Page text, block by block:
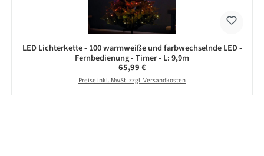
LED Lichterkette - 100 warmweiße und farbwechselnde LED -
Fernbedienung - Timer - L: 9,9m
Regulärer Preis:
65,99 €
Preise inkl. MwSt. zzgl. Versandkosten